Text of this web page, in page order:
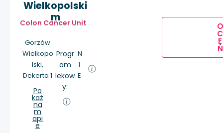
Wielkopolski
m
Colon Cancer Unit
Gorzów
Wielkopo
lski,
Dekerta 1
Po
każ
na
m
api
e
Progr
am
lekow
y:
N
I
E
O
C
E
Ń